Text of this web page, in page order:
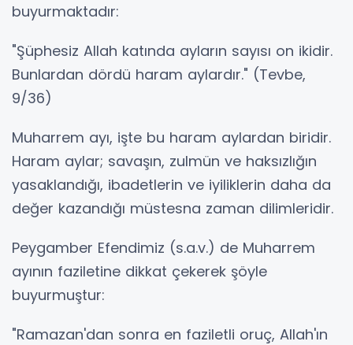
buyurmaktadır:
"Şüphesiz Allah katında ayların sayısı on ikidir.
Bunlardan dördü haram aylardır." (Tevbe,
9/36)
Muharrem ayı, işte bu haram aylardan biridir.
Haram aylar; savaşın, zulmün ve haksızlığın
yasaklandığı, ibadetlerin ve iyiliklerin daha da
değer kazandığı müstesna zaman dilimleridir.
Peygamber Efendimiz (s.a.v.) de Muharrem
ayının faziletine dikkat çekerek şöyle
buyurmuştur:
"Ramazan'dan sonra en faziletli oruç, Allah'ın